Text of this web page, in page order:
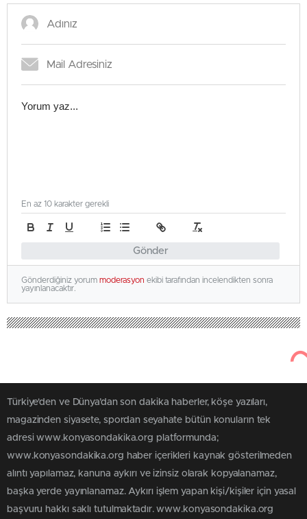
Gönder
En az 10 karakter gerekli
Gönderdiğiniz yorum moderasyon ekibi tarafından incelendikten sonra
yayınlanacaktır.
Türkiye'den ve Dünya’dan son dakika haberler, köşe yazıları,
magazinden siyasete, spordan seyahate bütün konuların tek
adresi www.konyasondakika.org platformunda;
www.konyasondakika.org haber içerikleri kaynak gösterilmeden
alıntı yapılamaz, kanuna aykırı ve izinsiz olarak kopyalanamaz,
başka yerde yayınlanamaz. Aykırı işlem yapan kişi/kişiler için yasal
başvuru hakkı saklı tutulmaktadır. www.konyasondakika.org